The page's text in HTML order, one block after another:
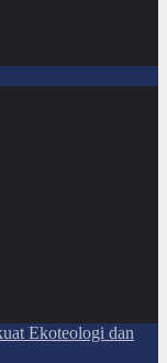
Ekoteologi dan